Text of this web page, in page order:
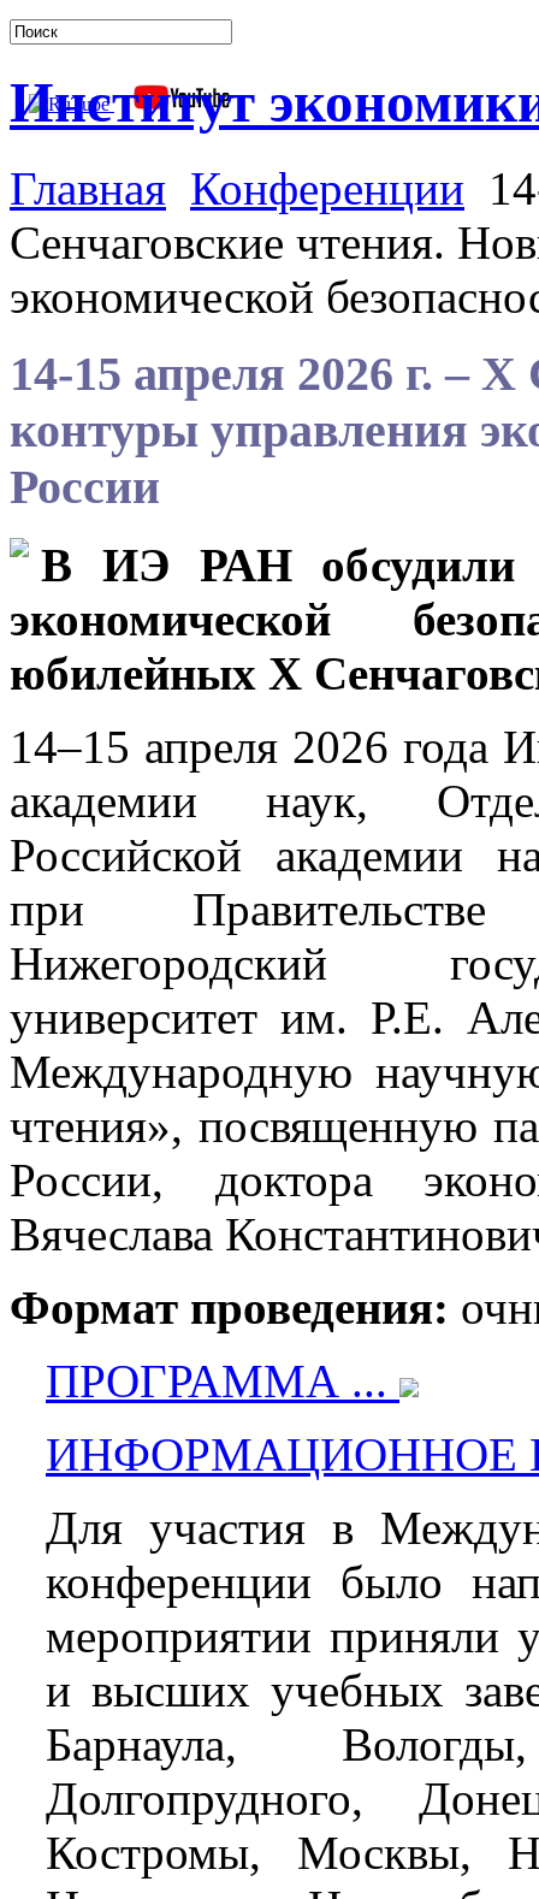
Институт
Главная Конференции
Сенчаговские чтения.
экономической
14-15 апреля 2026 г. –
контуры управления
России
В ИЭ РАН обсудили
экономической
юбилейных X
14–15 апреля 2026 года
академии наук,
Российской академии
при
Нижегородский
университет им. Р.Е.
Международную
чтения», посвященную
России, доктора
Вячеслава
Формат проведения:
ПРОГРАММА ...
ИНФОРМАЦИОННОЕ
Для участия в
конференции было
мероприятии приняли
и высших учебных
Барнаула,
Долгопрудного,
Костромы, Москвы,